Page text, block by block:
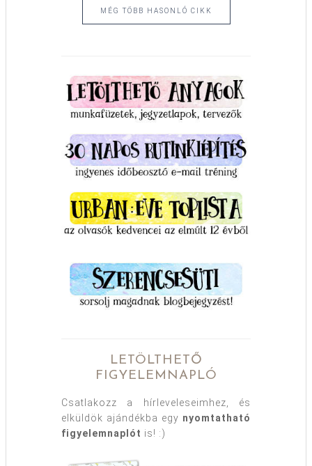
MÉG TÖBB HASONLÓ CIKK
LETÖLTHETŐ
FIGYELEMNAPLÓ
Csatlakozz a hírleveleseimhez, és
elküldök ajándékba egy nyomtatható
figyelemnaplót is! :)